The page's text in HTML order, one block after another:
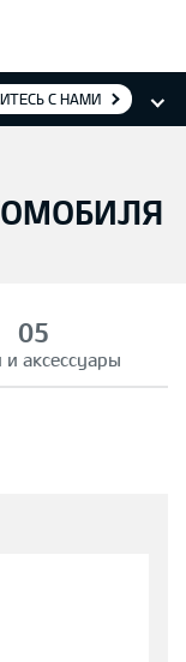
С НАМИ
аксессуары